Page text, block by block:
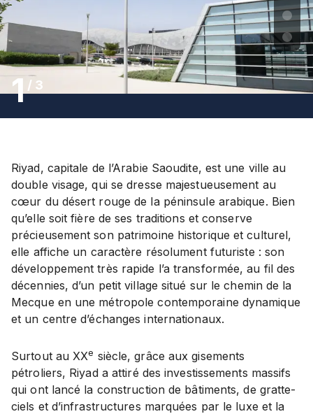
1 / 3
Riyad, capitale de l’Arabie Saoudite, est une ville au
double visage, qui se dresse majestueusement au
cœur du désert rouge de la péninsule arabique. Bien
qu’elle soit fière de ses traditions et conserve
précieusement son patrimoine historique et culturel,
elle affiche un caractère résolument futuriste : son
développement très rapide l’a transformée, au fil des
décennies, d’un petit village situé sur le chemin de la
Mecque en une métropole contemporaine dynamique
et un centre d’échanges internationaux.
Surtout au XXe siècle, grâce aux gisements
pétroliers, Riyad a attiré des investissements massifs
qui ont lancé la construction de bâtiments, de gratte-
ciels et d’infrastructures marquées par le luxe et la